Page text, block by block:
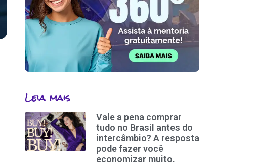
Leia mais
Vale a pena comprar
tudo no Brasil antes do
intercâmbio? A resposta
pode fazer você
economizar muito.